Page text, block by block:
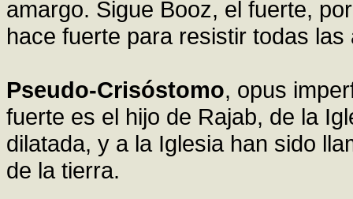
amargo. Sigue Booz, el fuerte,
hace fuerte para resistir todas
Pseudo-Crisóstomo, opus
fuerte es el hijo de Rajab, de la
dilatada, y a la Iglesia han sido
de la tierra.